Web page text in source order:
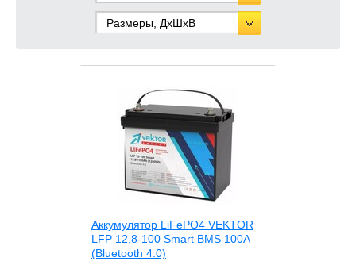
Размеры, ДхШхВ
Аккумулятор LiFePO4 VEKTOR
LFP 12,8-100 Smart BMS 100A
(Bluetooth 4.0)